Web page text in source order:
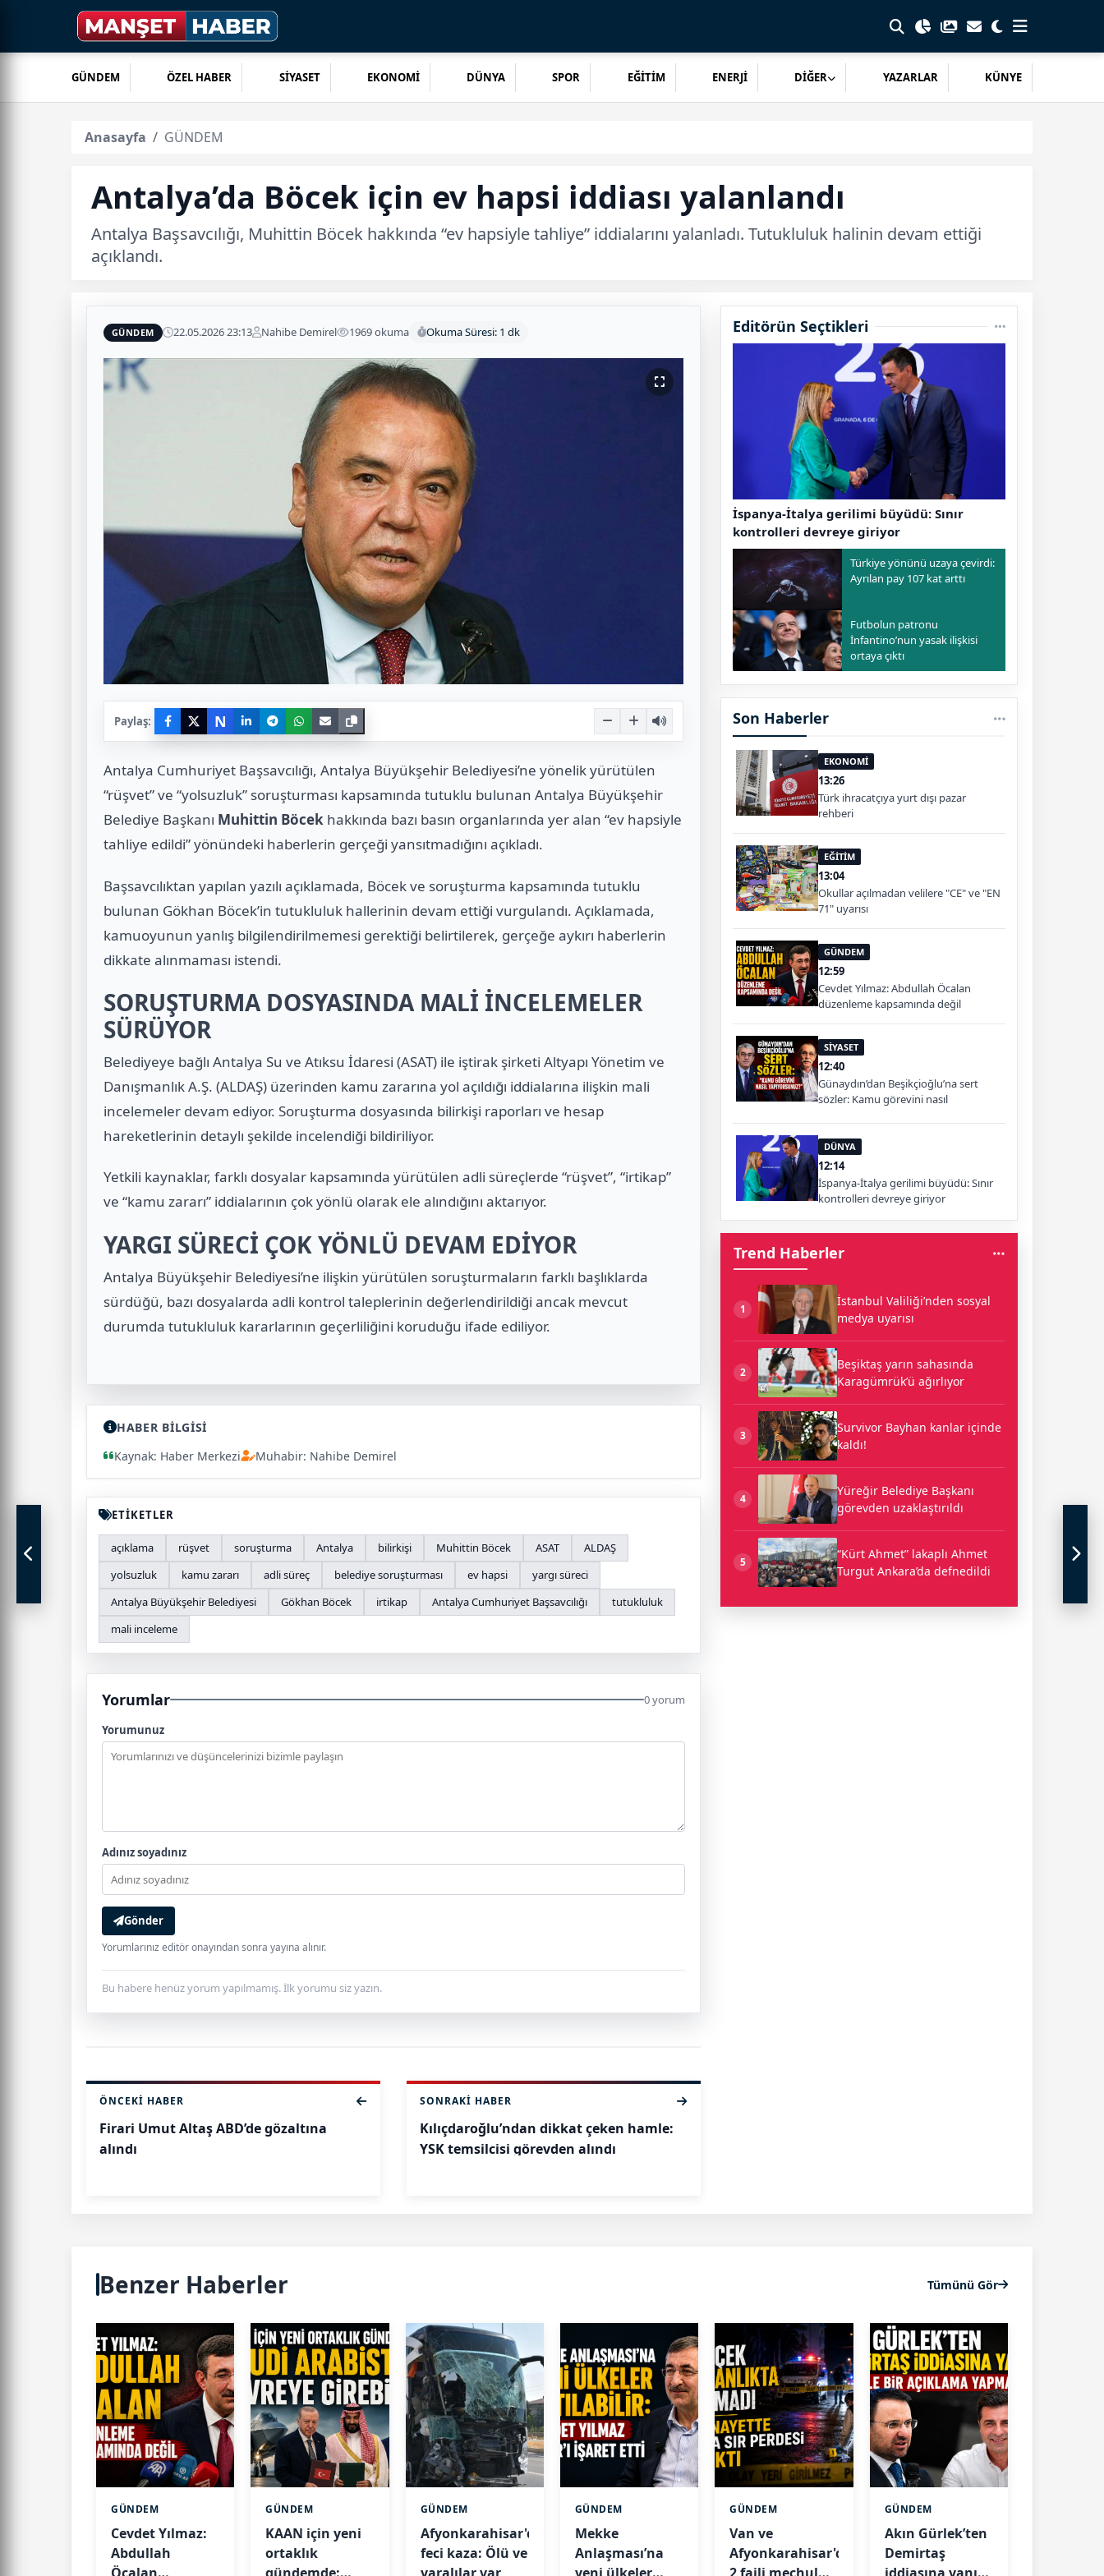
GÜNDEM ÖZEL HABER SİYASET EKONOMİ DÜNYA SPOR EĞİTİM ENERJİ DİĞER YAZARLAR KÜNYE
Anasayfa GÜNDEM
Antalya’da Böcek için ev hapsi iddiası yalanlandı
Antalya Başsavcılığı, Muhittin Böcek hakkında “ev hapsiyle tahliye” iddialarını yalanladı. Tutukluluk halinin devam ettiği
açıklandı.
GÜNDEM 22.05.2026 23:13 Nahibe Demirel 1969 okuma Okuma Süresi: 1 dk
Paylaş: N
Antalya Cumhuriyet Başsavcılığı, Antalya Büyükşehir Belediyesi’ne yönelik yürütülen
“rüşvet” ve “yolsuzluk” soruşturması kapsamında tutuklu bulunan Antalya Büyükşehir
Belediye Başkanı Muhittin Böcek hakkında bazı basın organlarında yer alan “ev hapsiyle
tahliye edildi” yönündeki haberlerin gerçeği yansıtmadığını açıkladı.
Başsavcılıktan yapılan yazılı açıklamada, Böcek ve soruşturma kapsamında tutuklu
bulunan Gökhan Böcek’in tutukluluk hallerinin devam ettiği vurgulandı. Açıklamada,
kamuoyunun yanlış bilgilendirilmemesi gerektiği belirtilerek, gerçeğe aykırı haberlerin
dikkate alınmaması istendi.
SORUŞTURMA DOSYASINDA MALİ İNCELEMELER
SÜRÜYOR
Belediyeye bağlı Antalya Su ve Atıksu İdaresi (ASAT) ile iştirak şirketi Altyapı Yönetim ve
Danışmanlık A.Ş. (ALDAŞ) üzerinden kamu zararına yol açıldığı iddialarına ilişkin mali
incelemeler devam ediyor. Soruşturma dosyasında bilirkişi raporları ve hesap
hareketlerinin detaylı şekilde incelendiği bildiriliyor.
Yetkili kaynaklar, farklı dosyalar kapsamında yürütülen adli süreçlerde “rüşvet”, “irtikap”
ve “kamu zararı” iddialarının çok yönlü olarak ele alındığını aktarıyor.
YARGI SÜRECİ ÇOK YÖNLÜ DEVAM EDİYOR
Antalya Büyükşehir Belediyesi’ne ilişkin yürütülen soruşturmaların farklı başlıklarda
sürdüğü, bazı dosyalarda adli kontrol taleplerinin değerlendirildiği ancak mevcut
durumda tutukluluk kararlarının geçerliliğini koruduğu ifade ediliyor.
HABER BİLGİSİ
Kaynak: Haber Merkezi
Muhabir: Nahibe Demirel
ETİKETLER
açıklama rüşvet soruşturma Antalya bilirkişi Muhittin Böcek ASAT
ALDAŞ
yolsuzluk
kamu zararı adli süreç belediye soruşturması ev hapsi
yargı süreci
Antalya Büyükşehir Belediyesi
Gökhan Böcek irtikap Antalya Cumhuriyet Başsavcılığı
tutukluluk
mali inceleme
Yorumlar 0 yorum
Yorumunuz
Adınız soyadınız
Gönder
Yorumlarınız editör onayından sonra yayına alınır.
Bu habere henüz yorum yapılmamış. İlk yorumu siz yazın.
ÖNCEKI HABER
Firari Umut Altaş ABD’de gözaltına
alındı
SONRAKI HABER
Kılıçdaroğlu’ndan dikkat çeken hamle:
YSK temsilcisi görevden alındı
Editörün Seçtikleri
İspanya-İtalya gerilimi büyüdü: Sınır
kontrolleri devreye giriyor
Türkiye yönünü uzaya çevirdi:
Ayrılan pay 107 kat arttı
Futbolun patronu
İnfantino’nun yasak ilişkisi
ortaya çıktı
Son Haberler
EKONOMİ
13:26
Türk ihracatçıya yurt dışı pazar
rehberi
EĞİTİM
13:04
Okullar açılmadan velilere "CE" ve "EN
71" uyarısı
GÜNDEM
12:59
Cevdet Yılmaz: Abdullah Öcalan
düzenleme kapsamında değil
SİYASET
12:40
Günaydın’dan Beşikçioğlu’na sert
sözler: Kamu görevini nasıl
DÜNYA
12:14
İspanya-İtalya gerilimi büyüdü: Sınır
kontrolleri devreye giriyor
Trend Haberler
1
İstanbul Valiliği’nden sosyal
medya uyarısı
2
Beşiktaş yarın sahasında
Karagümrük’ü ağırlıyor
3
Survivor Bayhan kanlar içinde
kaldı!
4
Yüreğir Belediye Başkanı
görevden uzaklaştırıldı
5
“Kürt Ahmet” lakaplı Ahmet
Turgut Ankara’da defnedildi
Benzer Haberler Tümünü Gör
GÜNDEM
Cevdet Yılmaz:
Abdullah
GÜNDEM
KAAN için yeni
ortaklık
GÜNDEM
Afyonkarahisar'da
feci kaza: Ölü ve
GÜNDEM
Mekke
Anlaşması’na
GÜNDEM
Van ve
Afyonkarahisar'daki
GÜNDEM
Akın Gürlek’ten
Demirtaş